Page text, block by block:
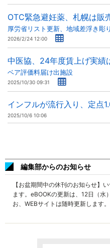
OTC緊急避妊薬、札幌は販
厚労省リスト更新、地域差浮き彫り
2026/2/24 12:00
中医協、24年度賃上げ実績
ベア評価料届け出施設
2025/10/30 09:31
インフルが流行入り、定
2025/10/6 10:06
編集部からのお知らせ
【お盆期間中の休刊のお知らせ】
ます。eBOOKの更新は、12日（水
お、WEBサイトは随時更新します。